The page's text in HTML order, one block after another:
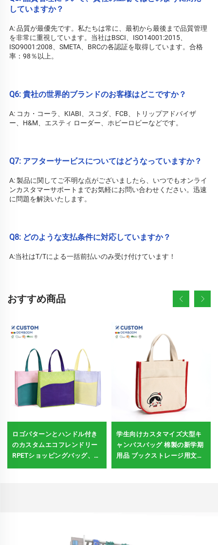
していますか？
A: 品質が最優先です。私たちは常に、最初から最後まで品質管理
を非常に重視しています。当社はBSCI、ISO14001:2015、
ISO9001:2008、SMETA、BRCの各認証を取得しています。合格
率：98％以上。
Q6: 貴社の世界的ブランドのお客様はどこですか？
A: コカ・コーラ、KIABI、スコダ、FCB、トリップアドバイザ
ー、H&M、エスティ ローダー、ホビーロビーなどです。
Q7: アフターサービスについてはどうなっていますか？
A: 製品に関してご不明な点がございましたら、いつでもオンライ
ンカスタマーサポートまでお気軽にお問い合わせください。迅速
に問題を解決いたします。
Q8: どのような支払条件に対応していますか？
A:当社はT/Tによる一括前払いのみ受け付けています！
おすすめ商品
ロゴパターンとハンドル付き
のカスタムエコフレンドリー
RPETショッピングバッグ、サ
学生向けカスタマイズ大型キ
ャンバスバッグ 棉製の新学期
用品 ブックストレージ用文房